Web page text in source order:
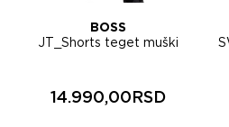
BOSS
JT_Shorts teget muški
14.990,00RSD